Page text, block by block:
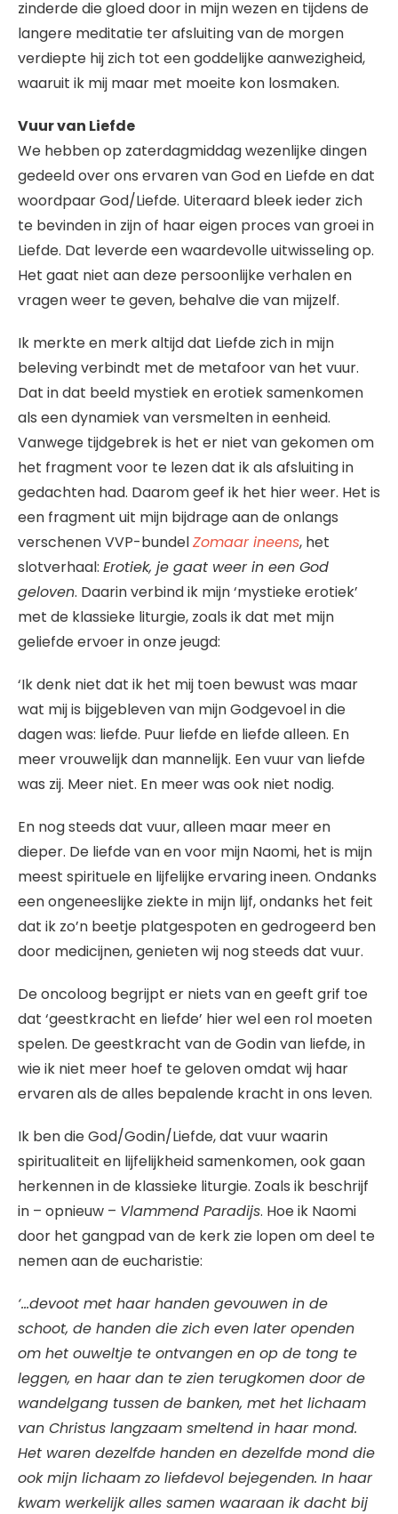
zinderde die gloed door in mijn wezen en tijdens de
langere meditatie ter afsluiting van de morgen
verdiepte hij zich tot een goddelijke aanwezigheid,
waaruit ik mij maar met moeite kon losmaken.
Vuur van Liefde
We hebben op zaterdagmiddag wezenlijke dingen
gedeeld over ons ervaren van God en Liefde en dat
woordpaar God/Liefde. Uiteraard bleek ieder zich
te bevinden in zijn of haar eigen proces van groei in
Liefde. Dat leverde een waardevolle uitwisseling op.
Het gaat niet aan deze persoonlijke verhalen en
vragen weer te geven, behalve die van mijzelf.
Ik merkte en merk altijd dat Liefde zich in mijn
beleving verbindt met de metafoor van het vuur.
Dat in dat beeld mystiek en erotiek samenkomen
als een dynamiek van versmelten in eenheid.
Vanwege tijdgebrek is het er niet van gekomen om
het fragment voor te lezen dat ik als afsluiting in
gedachten had. Daarom geef ik het hier weer. Het is
een fragment uit mijn bijdrage aan de onlangs
verschenen VVP-bundelZomaar ineens, het
slotverhaal: Erotiek, je gaat weer in een God
geloven. Daarin verbind ik mijn ‘mystieke erotiek’
met de klassieke liturgie, zoals ik dat met mijn
geliefde ervoer in onze jeugd:
‘Ik denk niet dat ik het mij toen bewust was maar
wat mij is bijgebleven van mijn Godgevoel in die
dagen was: liefde. Puur liefde en liefde alleen. En
meer vrouwelijk dan mannelijk. Een vuur van liefde
was zij. Meer niet. En meer was ook niet nodig.
En nog steeds dat vuur, alleen maar meer en
dieper. De liefde van en voor mijn Naomi, het is mijn
meest spirituele en lijfelijke ervaring ineen. Ondanks
een ongeneeslijke ziekte in mijn lijf, ondanks het feit
dat ik zo’n beetje platgespoten en gedrogeerd ben
door medicijnen, genieten wij nog steeds dat vuur.
De oncoloog begrijpt er niets van en geeft grif toe
dat ‘geestkracht en liefde’ hier wel een rol moeten
spelen. De geestkracht van de Godin van liefde, in
wie ik niet meer hoef te geloven omdat wij haar
ervaren als de alles bepalende kracht in ons leven.
Ik ben die God/Godin/Liefde, dat vuur waarin
spiritualiteit en lijfelijkheid samenkomen, ook gaan
herkennen in de klassieke liturgie. Zoals ik beschrijf
in – opnieuw – Vlammend Paradijs. Hoe ik Naomi
door het gangpad van de kerk zie lopen om deel te
nemen aan de eucharistie:
‘…devoot met haar handen gevouwen in de
schoot, de handen die zich even later openden
om het ouweltje te ontvangen en op de tong te
leggen, en haar dan te zien terugkomen door de
wandelgang tussen de banken, met het lichaam
van Christus langzaam smeltend in haar mond.
Het waren dezelfde handen en dezelfde mond die
ook mijn lichaam zo liefdevol bejegenden. In haar
kwam werkelijk alles samen waaraan ik dacht bij